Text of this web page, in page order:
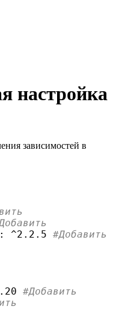
настройка
зависимостей в
: ^2.2.5 #Добавить
#Добавить